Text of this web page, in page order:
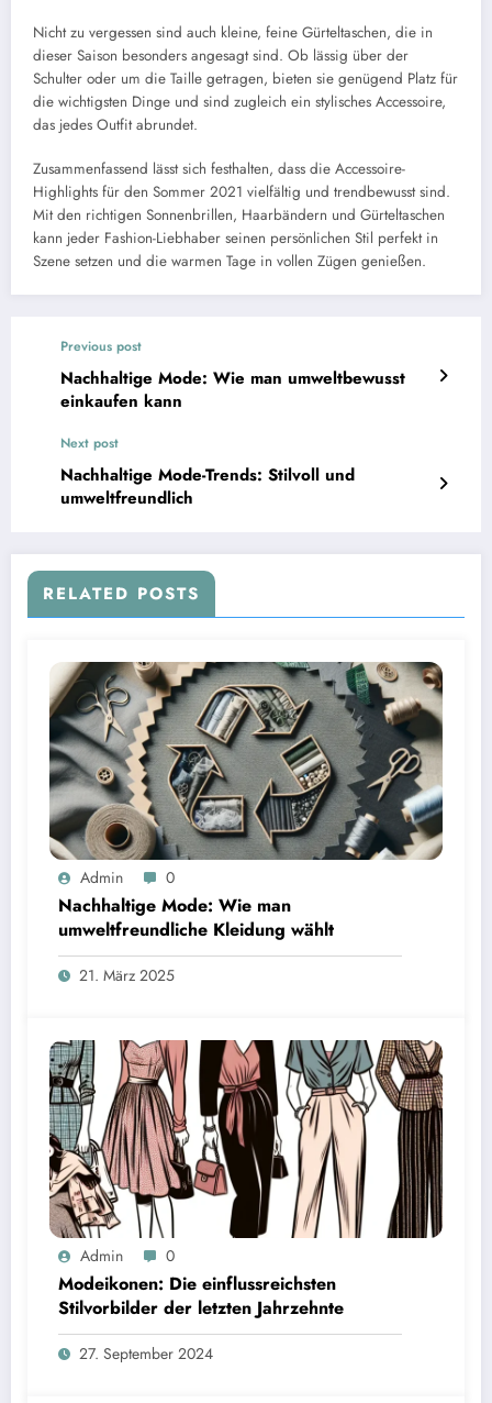
Nicht zu vergessen sind auch kleine, feine Gürteltaschen, die in
dieser Saison besonders angesagt sind. Ob lässig über der
Schulter oder um die Taille getragen, bieten sie genügend Platz für
die wichtigsten Dinge und sind zugleich ein stylisches Accessoire,
das jedes Outfit abrundet.
Zusammenfassend lässt sich festhalten, dass die Accessoire-
Highlights für den Sommer 2021 vielfältig und trendbewusst sind.
Mit den richtigen Sonnenbrillen, Haarbändern und Gürteltaschen
kann jeder Fashion-Liebhaber seinen persönlichen Stil perfekt in
Szene setzen und die warmen Tage in vollen Zügen genießen.
Previous post
Nachhaltige Mode: Wie man umweltbewusst
einkaufen kann
Next post
Nachhaltige Mode-Trends: Stilvoll und
umweltfreundlich
RELATED POSTS
Admin 0
Nachhaltige Mode: Wie man
umweltfreundliche Kleidung wählt
21. März 2025
Admin 0
Modeikonen: Die einflussreichsten
Stilvorbilder der letzten Jahrzehnte
27. September 2024